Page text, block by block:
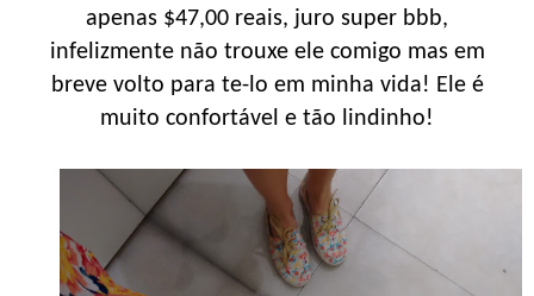
apenas $47,00 reais, juro super bbb,
infelizmente não trouxe ele comigo mas em
breve volto para te-lo em minha vida! Ele é
muito confortável e tão lindinho!